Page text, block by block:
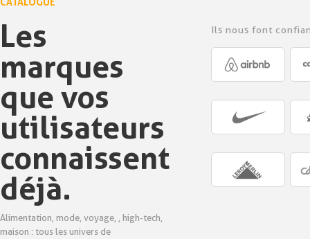
Les
marques
que vos
utilisateurs
connaissent
déjà.
Alimentation, mode, voyage, , high-tech,
maison : tous les univers de
Ils nous font